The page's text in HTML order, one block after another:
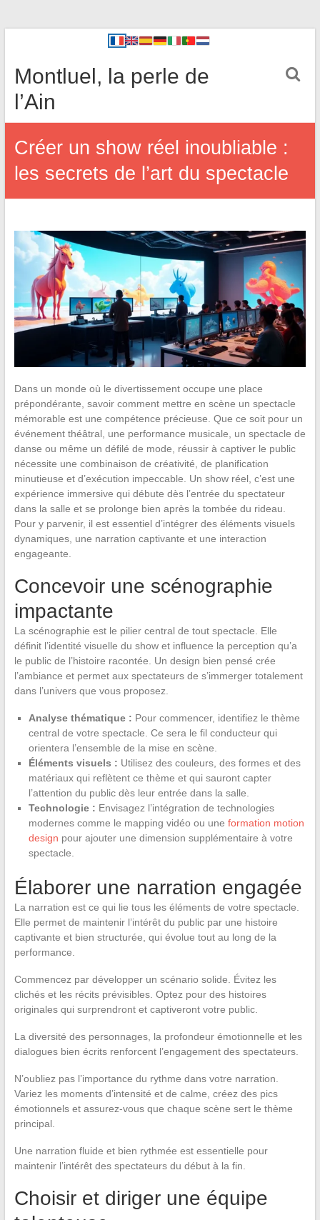
Montluel, la perle de
l’Ain
Créer un show réel inoubliable :
les secrets de l’art du spectacle
Dans un monde où le divertissement occupe une place
prépondérante, savoir comment mettre en scène un spectacle
mémorable est une compétence précieuse. Que ce soit pour un
événement théâtral, une performance musicale, un spectacle de
danse ou même un défilé de mode, réussir à captiver le public
nécessite une combinaison de créativité, de planification
minutieuse et d’exécution impeccable. Un show réel, c’est une
expérience immersive qui débute dès l’entrée du spectateur
dans la salle et se prolonge bien après la tombée du rideau.
Pour y parvenir, il est essentiel d’intégrer des éléments visuels
dynamiques, une narration captivante et une interaction
engageante.
Concevoir une scénographie
impactante
La scénographie est le pilier central de tout spectacle. Elle
définit l’identité visuelle du show et influence la perception qu’a
le public de l’histoire racontée. Un design bien pensé crée
l’ambiance et permet aux spectateurs de s’immerger totalement
dans l’univers que vous proposez.
Analyse thématique : Pour commencer, identifiez le thème
central de votre spectacle. Ce sera le fil conducteur qui
orientera l’ensemble de la mise en scène.
Éléments visuels : Utilisez des couleurs, des formes et des
matériaux qui reflètent ce thème et qui sauront capter
l’attention du public dès leur entrée dans la salle.
Technologie : Envisagez l’intégration de technologies
modernes comme le mapping vidéo ou une formation motion
design pour ajouter une dimension supplémentaire à votre
spectacle.
Élaborer une narration engagée
La narration est ce qui lie tous les éléments de votre spectacle.
Elle permet de maintenir l’intérêt du public par une histoire
captivante et bien structurée, qui évolue tout au long de la
performance.
Commencez par développer un scénario solide. Évitez les
clichés et les récits prévisibles. Optez pour des histoires
originales qui surprendront et captiveront votre public.
La diversité des personnages, la profondeur émotionnelle et les
dialogues bien écrits renforcent l’engagement des spectateurs.
N’oubliez pas l’importance du rythme dans votre narration.
Variez les moments d’intensité et de calme, créez des pics
émotionnels et assurez-vous que chaque scène sert le thème
principal.
Une narration fluide et bien rythmée est essentielle pour
maintenir l’intérêt des spectateurs du début à la fin.
Choisir et diriger une équipe